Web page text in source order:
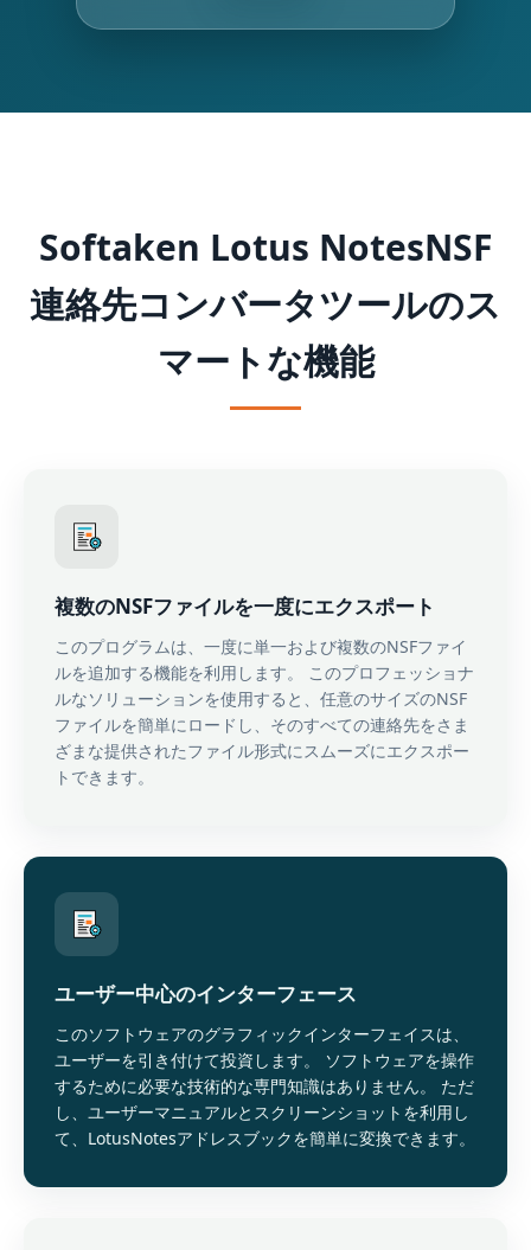
Softaken Lotus NotesNSF
連絡先コンバータツールのス
マートな機能
複数のNSFファイルを一度にエクスポート
このプログラムは、一度に単一および複数のNSFファイ
ルを追加する機能を利用します。 このプロフェッショナ
ルなソリューションを使用すると、任意のサイズのNSF
ファイルを簡単にロードし、そのすべての連絡先をさま
ざまな提供されたファイル形式にスムーズにエクスポー
トできます。
ユーザー中心のインターフェース
このソフトウェアのグラフィックインターフェイスは、
ユーザーを引き付けて投資します。 ソフトウェアを操作
するために必要な技術的な専門知識はありません。 ただ
し、ユーザーマニュアルとスクリーンショットを利用し
て、LotusNotesアドレスブックを簡単に変換できます。